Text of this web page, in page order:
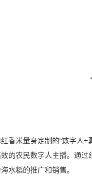
香米量身定制的“数字人
的农民数字人主播。通
水稻的推广和销售。